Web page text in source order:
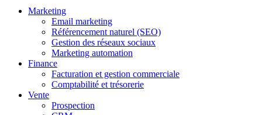
Marketing
Email marketing
Référencement naturel (SEO)
Gestion des réseaux sociaux
Marketing automation
Finance
Facturation et gestion commerciale
Comptabilité et trésorerie
Vente
Prospection